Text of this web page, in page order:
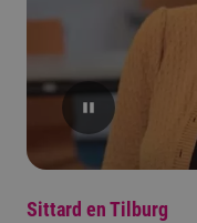
Sittard en Tilburg